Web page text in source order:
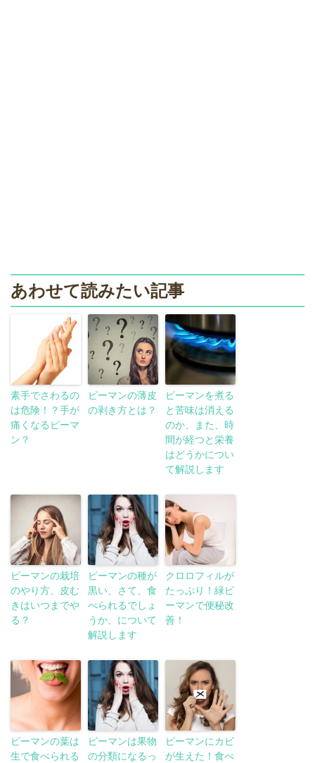
あわせて読みたい記事
素手でさわるの
は危険！？手が
痛くなるピーマ
ン？
ピーマンの薄皮
の剥き方とは？
ピーマンを煮る
と苦味は消える
のか、また、時
間が経つと栄養
はどうかについ
て解説します
ピーマンの栽培
のやり方、皮む
きはいつまでや
る？
ピーマンの種が
黒い、さて、食
べられるでしょ
うか、について
解説します
クロロフィルが
たっぷり！緑ピ
ーマンで便秘改
善！
ピーマンの葉は
生で食べられる
ピーマンは果物
の分類になるっ
ピーマンにカビ
が生えた！食べ